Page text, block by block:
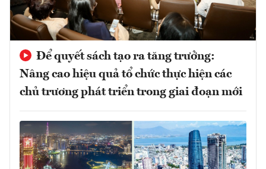
Để quyết sách tạo ra tăng trưởng:
Nâng cao hiệu quả tổ chức thực hiện các
chủ trương phát triển trong giai đoạn mới